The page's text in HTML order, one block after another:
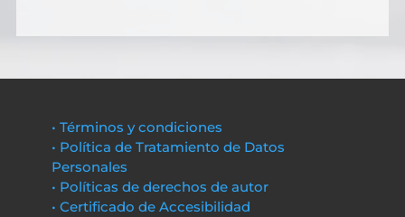
• Términos y condiciones
• Política de Tratamiento de Datos
Personales
• Políticas de derechos de autor
• Certificado de Accesibilidad